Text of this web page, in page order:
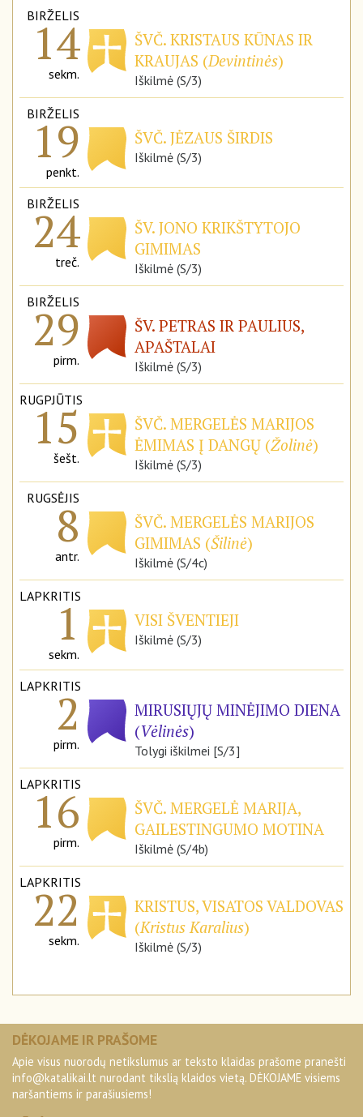
BIRŽELIS
14
sekm.
ŠVČ. KRISTAUS KŪNAS IR
KRAUJAS (Devintinės)
Iškilmė (S/3)
BIRŽELIS
19
penkt.
ŠVČ. JĖZAUS ŠIRDIS
Iškilmė (S/3)
BIRŽELIS
24
treč.
ŠV. JONO KRIKŠTYTOJO
GIMIMAS
Iškilmė (S/3)
BIRŽELIS
29
pirm.
ŠV. PETRAS IR PAULIUS,
APAŠTALAI
Iškilmė (S/3)
RUGPJŪTIS
15
šešt.
ŠVČ. MERGELĖS MARIJOS
ĖMIMAS Į DANGŲ (Žolinė)
Iškilmė (S/3)
RUGSĖJIS
8
antr.
ŠVČ. MERGELĖS MARIJOS
GIMIMAS (Šilinė)
Iškilmė (S/4c)
LAPKRITIS
1
sekm.
VISI ŠVENTIEJI
Iškilmė (S/3)
LAPKRITIS
2
pirm.
MIRUSIŲJŲ MINĖJIMO DIENA
(Vėlinės)
Tolygi iškilmei [S/3]
LAPKRITIS
16
pirm.
ŠVČ. MERGELĖ MARIJA,
GAILESTINGUMO MOTINA
Iškilmė (S/4b)
LAPKRITIS
22
sekm.
KRISTUS, VISATOS VALDOVAS
(Kristus Karalius)
Iškilmė (S/3)
DĖKOJAME IR PRAŠOME
Apie visus nuorodų netikslumus ar teksto klaidas prašome pranešti
info@katalikai.lt nurodant tikslią klaidos vietą. DĖKOJAME visiems
naršantiems ir parašiusiems!